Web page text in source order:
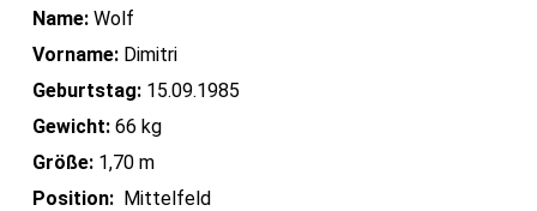
Name: Wolf
Vorname:Dimitri
Geburtstag: 15.09.1985
Gewicht: 66 kg
Größe: 1,70 m
Position: Mittelfeld